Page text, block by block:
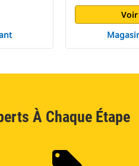
À Chaque Étape